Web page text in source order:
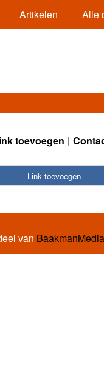
Artikelen Alle
toevoegen
Link toevoegen
van BaakmanMedia